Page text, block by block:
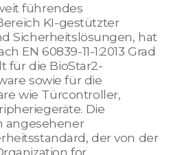
führendes
KI-gestützter
Sicherheitslösungen, hat
EN 60839-11-1:2013 Grad
für die BioStar2-
sowie für die
wie Türcontroller,
Die
angesehener
der von der
for